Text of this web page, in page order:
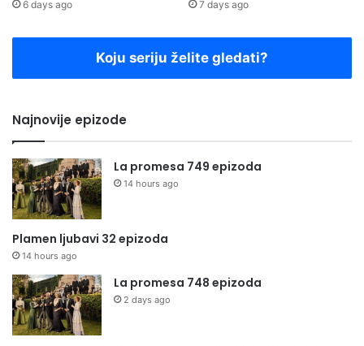
6 days ago 7 days ago
Koju seriju želite gledati?
Najnovije epizode
La promesa 749 epizoda
14 hours ago
Plamen ljubavi 32 epizoda
14 hours ago
La promesa 748 epizoda
2 days ago